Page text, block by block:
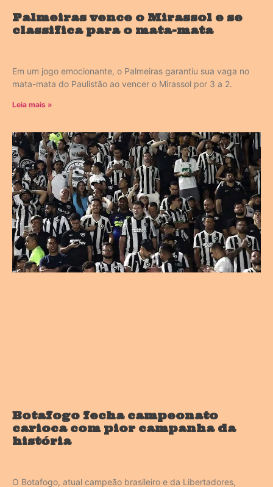
Palmeiras vence o Mirassol e se
classifica para o mata-mata
Em um jogo emocionante, o Palmeiras garantiu sua vaga no
mata-mata do Paulistão ao vencer o Mirassol por 3 a 2.
Leia mais »
Botafogo fecha campeonato
carioca com pior campanha da
história
O Botafogo, atual campeão brasileiro e da Libertadores,